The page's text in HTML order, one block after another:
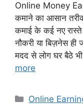
Online Money
कमाने का आसान
कमाई के कई नए
नौकरी या बिज़नेस ही
मदद से लोग घर बैठे
more
Categories
Online